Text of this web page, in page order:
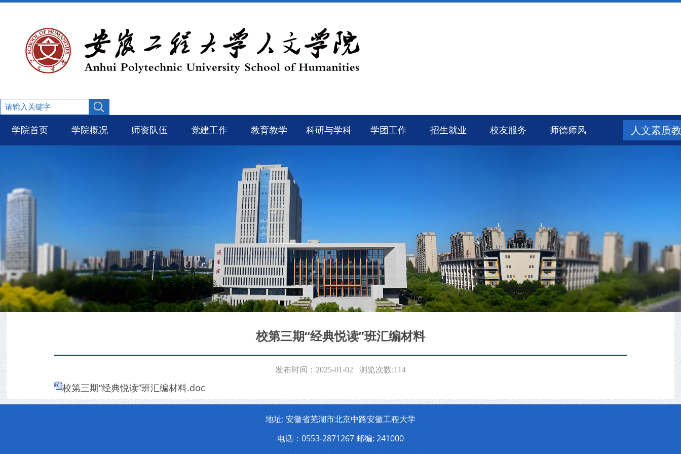
学院首页 学院概况 师资队伍 党建工作 教育教学 科研与学科 学团工作 招生就业 校友服务 师德师风 人文素质
校第三期“经典悦读”班汇编材料
发布时间：2025-01-02 浏览次数:114
校第三期“经典悦读”班汇编材料.doc
地址: 安徽省芜湖市北京中路安徽工程大学
电话：0553-2871267 邮编: 241000